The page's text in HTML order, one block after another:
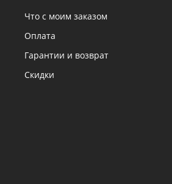
Что с моим заказом
Оплата
Гарантии и возврат
Скидки